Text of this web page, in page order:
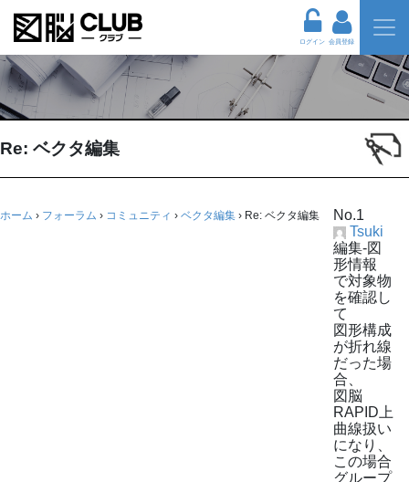
ログイン 会員登録
Re: ベクタ編集
ホーム › フォーラム › コミュニティ › ベクタ編集 › Re: ベクタ編集
No.1
Tsuki
編集-図
形情報
で対象物
を確認し
て
図形構成
が折れ線
だった場
合、
図脳
RAPID上
曲線扱い
になり、
この場合
グループ